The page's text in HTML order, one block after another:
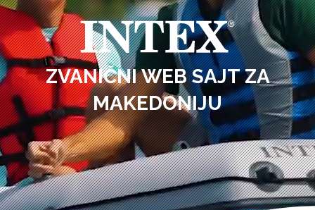
ZVANIČNI WEB SAJT ZA
MAKEDONIJU